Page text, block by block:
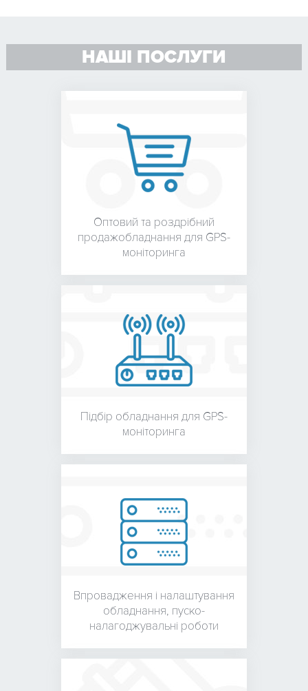
НАШІ ПОСЛУГИ
Оптовий та роздрібний
продажобладнання для GPS-
моніторинга
Підбір обладнання для GPS-
моніторинга
Впровадження і налаштування
обладнання, пуско-
налагоджувальні роботи